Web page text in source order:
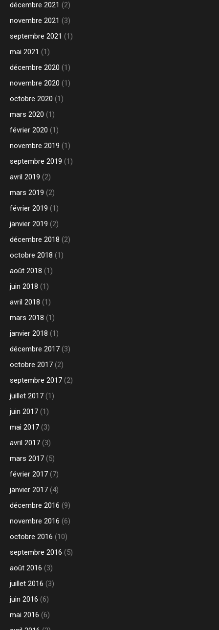
décembre 2021 (2)
novembre 2021 (3)
septembre 2021 (1)
mai 2021 (1)
décembre 2020 (1)
novembre 2020 (1)
octobre 2020 (1)
mars 2020 (1)
février 2020 (1)
novembre 2019 (1)
septembre 2019 (1)
avril 2019 (2)
mars 2019 (2)
février 2019 (1)
janvier 2019 (2)
décembre 2018 (2)
octobre 2018 (1)
août 2018 (1)
juin 2018 (1)
avril 2018 (1)
mars 2018 (1)
janvier 2018 (1)
décembre 2017 (3)
octobre 2017 (2)
septembre 2017 (2)
juillet 2017 (1)
juin 2017 (1)
mai 2017 (3)
avril 2017 (3)
mars 2017 (5)
février 2017 (7)
janvier 2017 (4)
décembre 2016 (9)
novembre 2016 (6)
octobre 2016 (10)
septembre 2016 (5)
août 2016 (3)
juillet 2016 (3)
juin 2016 (6)
mai 2016 (6)